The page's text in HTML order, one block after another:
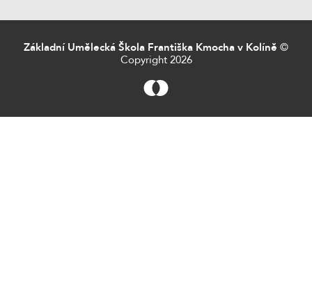
Základní Umělecká Škola Františka Kmocha v Kolíně ©
Copyright 2026